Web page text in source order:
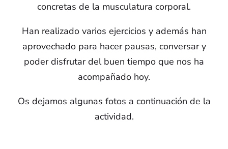
concretas de la musculatura corporal.
Han realizado varios ejercicios y además han
aprovechado para hacer pausas, conversar y
poder disfrutar del buen tiempo que nos ha
acompañado hoy.
Os dejamos algunas fotos a continuación de la
actividad.